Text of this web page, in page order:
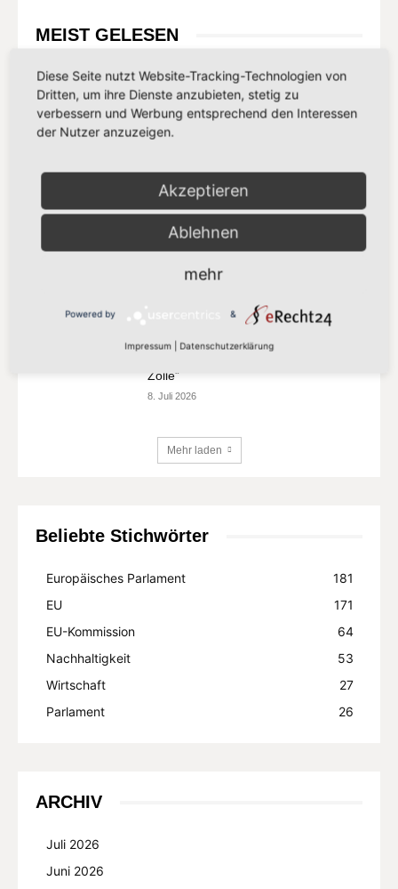
MEIST GELESEN
„Vorschlag bleibt hinter den
Klimazielen zurück“
21. Juli 2026
nicht länger anderen überlassen“
im Netz verdient mehr als eine
Zölle“
8. Juli 2026
Mehr laden
Beliebte Stichwörter
Europäisches Parlament
181
EU
171
EU-Kommission
64
Nachhaltigkeit
53
Wirtschaft
27
Parlament
26
ARCHIV
Juli 2026
Juni 2026
Diese Seite nutzt Website-Tracking-Technologien von
Dritten, um ihre Dienste anzubieten, stetig zu
verbessern und Werbung entsprechend den Interessen
der Nutzer anzuzeigen.
Akzeptieren
Ablehnen
mehr
Powered by &
Impressum Datenschutzerklärung